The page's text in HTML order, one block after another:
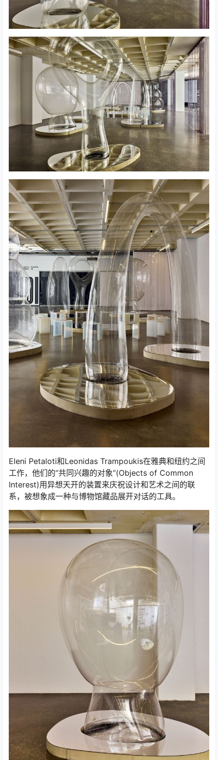
Eleni Petaloti和Leonidas Trampoukis在雅典和纽约之间
工作，他们的“共同兴趣的对象”(Objects of Common
Interest)用异想天开的装置来庆祝设计和艺术之间的联
系，被想象成一种与博物馆藏品展开对话的工具。